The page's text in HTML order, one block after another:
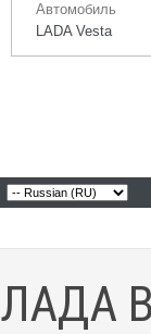
Автомобиль
LADA Vesta
ЛАДА